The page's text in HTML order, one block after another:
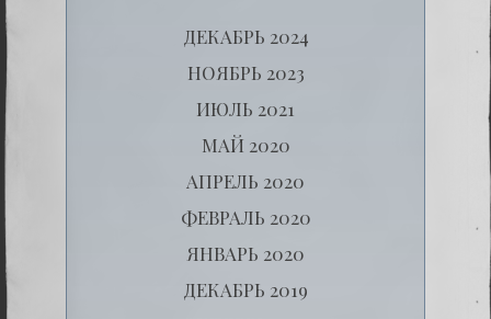
ДЕКАБРЬ 2024
НОЯБРЬ 2023
ИЮЛЬ 2021
МАЙ 2020
АПРЕЛЬ 2020
ФЕВРАЛЬ 2020
ЯНВАРЬ 2020
ДЕКАБРЬ 2019